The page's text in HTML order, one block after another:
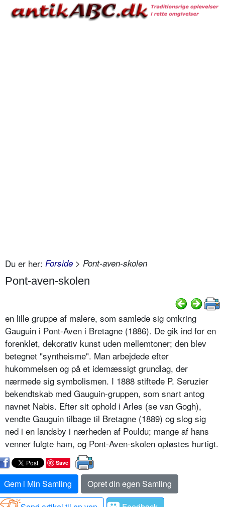
Du er her: Forside > Pont-aven-skolen
Pont-aven-skolen
en lille gruppe af malere, som samlede sig omkring
Gauguin i Pont-Aven i Bretagne (1886). De gik ind for en
forenklet, dekorativ kunst uden mellemtoner; den blev
betegnet "syntheisme". Man arbejdede efter
hukommelsen og på et idemæssigt grundlag, der
nærmede sig symbolismen. I 1888 stiftede P. Seruzier
bekendtskab med Gauguin-gruppen, som snart antog
navnet Nabis. Efter sit ophold i Arles (se van Gogh),
vendte Gauguin tilbage til Bretagne (1889) og slog sig
ned i en landsby i nærheden af Pouldu; mange af hans
venner fulgte ham, og Pont-Aven-skolen opløstes hurtigt.
Save
Gem i Min Samling
Opret din egen Samling